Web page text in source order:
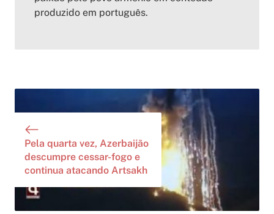
produzido em português.
Pela quarta vez, Azerbaijão
descumpre cessar-fogo e
continua atacando Artsakh